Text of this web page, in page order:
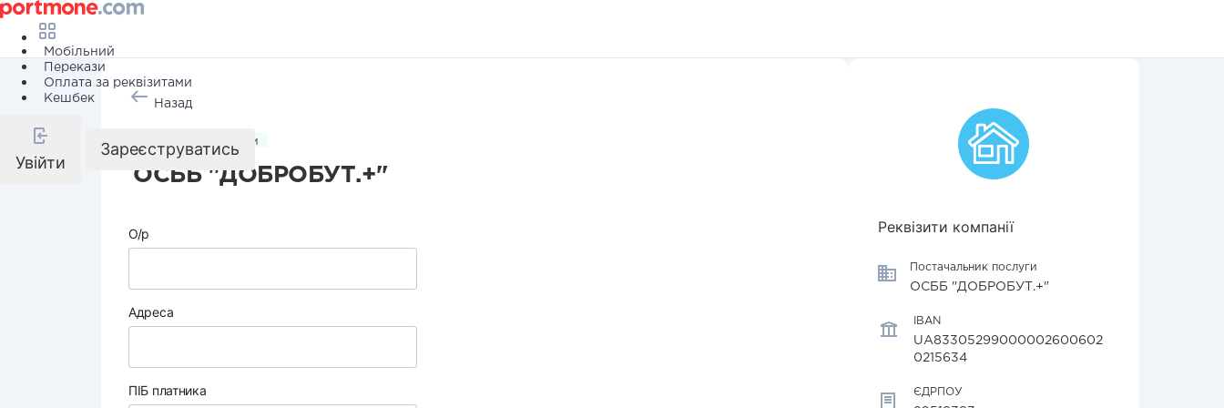
Мобільний
Перекази
Оплата за реквізитами
Кешбек
Увійти
Зареєструватись
Назад
Комунальні послуги
ОСББ "ДОБРОБУТ.+"
О/р
Адреса
ПІБ платника
Реквізити компанії
Постачальник послуги
ОСББ "ДОБРОБУТ.+"
IBAN
UA83305299000002600602
0215634
ЄДРПОУ